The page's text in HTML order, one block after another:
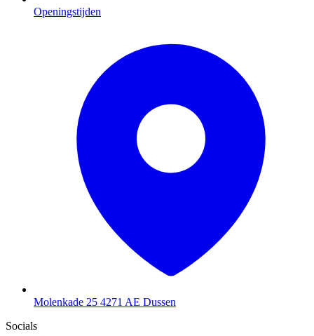
Openingstijden
Molenkade 25 4271 AE Dussen
Socials